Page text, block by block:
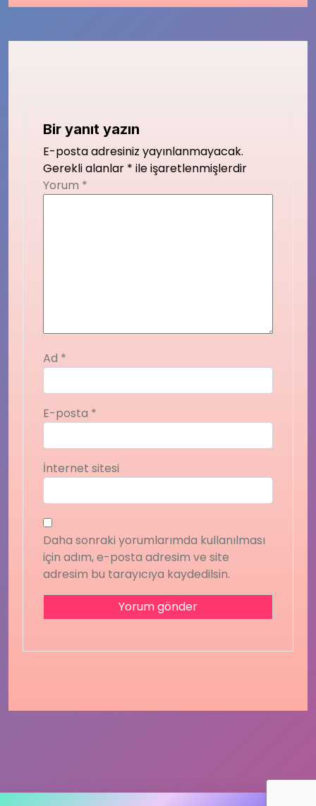
Bir yanıt yazın
E-posta adresiniz yayınlanmayacak.
Gerekli alanlar * ile işaretlenmişlerdir
Yorum *
Ad *
E-posta *
İnternet sitesi
Daha sonraki yorumlarımda kullanılması
için adım, e-posta adresim ve site
adresim bu tarayıcıya kaydedilsin.